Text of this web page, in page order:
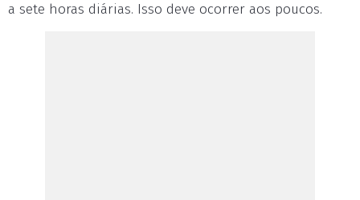
a sete horas diárias. Isso deve ocorrer aos poucos.